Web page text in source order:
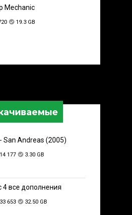
Mechanic
19.3 GB
San Andreas (2005)
177 3.30 GB
4 все дополнения
653 32.50 GB